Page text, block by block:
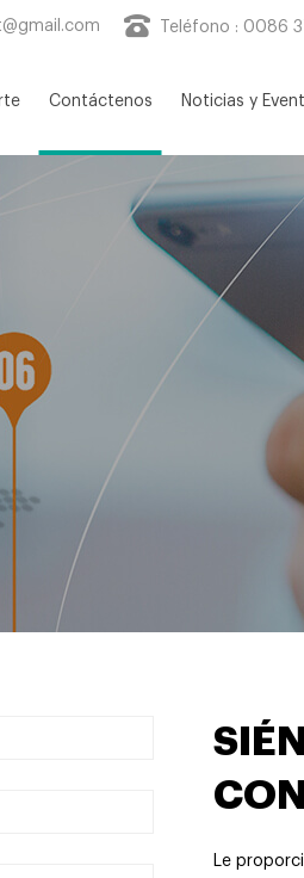
Teléfono : 0086
Contáctenos Noticias y
Le